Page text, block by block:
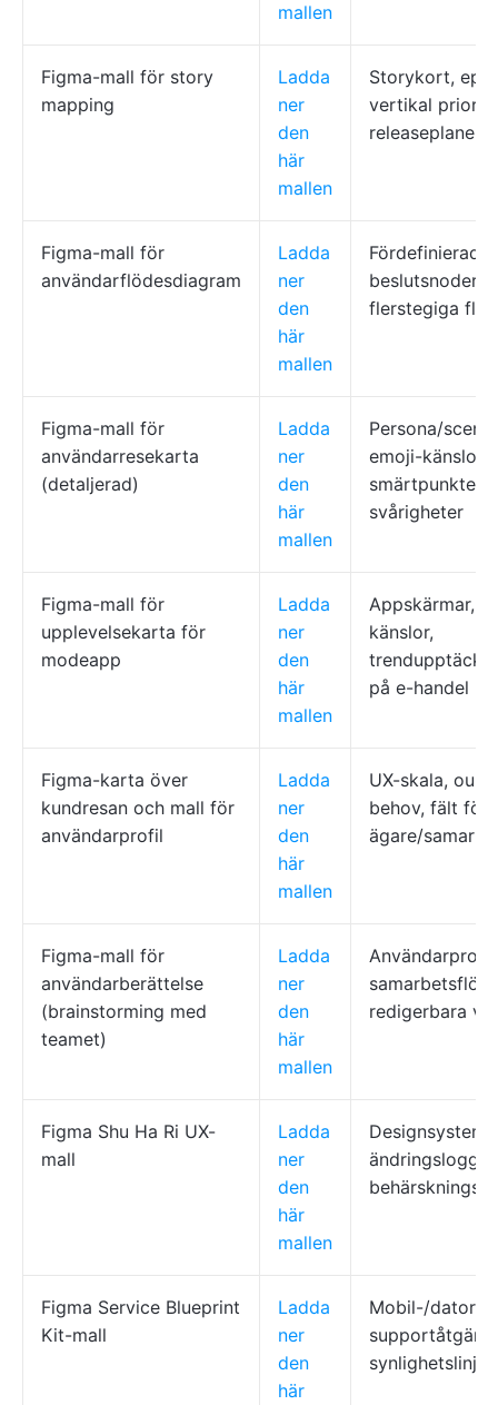
mallen
Figma-mall för story
mapping
Ladda
ner
den
här
mallen
Storykort,
vertikal
Figma-mall för
användarflödesdiagram
Ladda
ner
den
här
mallen
Fördefinierade
beslutsnoder,
flerstegiga
Figma-mall för
användarresekarta
(detaljerad)
Ladda
ner
den
här
mallen
Persona/
emoji-känslor,
smärtpunkter,
svårigheter
Figma-mall för
upplevelsekarta för
modeapp
Ladda
ner
den
här
mallen
Appskärmar,
känslor,
på e-handel
Figma-karta över
kundresan och mall för
användarprofil
Ladda
ner
den
här
mallen
UX-skala,
behov, fält för
ägare/
Figma-mall för
användarberättelse
(brainstorming med
teamet)
Ladda
ner
den
här
mallen
redigerbara
Figma Shu Ha Ri UX-
mall
Ladda
ner
den
här
mallen
Designsystem,
ändringslogg,
Figma Service Blueprint
Kit-mall
Ladda
ner
den
här
Mobil-/
synlighetslinjer